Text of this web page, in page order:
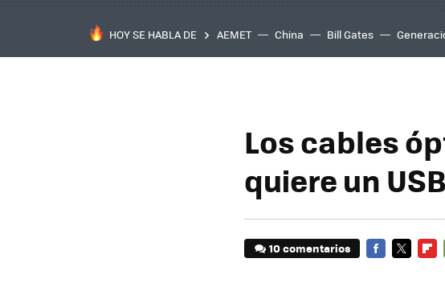
HOY SE HABLA DE AEMET China Bill Gates
Los cables
quiere un
10 comentarios